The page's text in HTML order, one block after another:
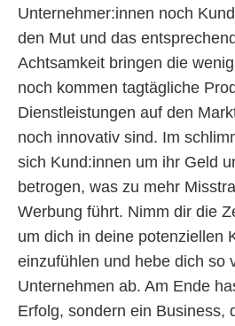
Unternehmer:innen noch
den Mut und das
Achtsamkeit bringen die
noch kommen tagtägliche
Dienstleistungen auf den
noch innovativ sind. Im
sich Kund:innen um ihr Geld
betrogen, was zu mehr
Werbung führt. Nimm dir die
um dich in deine potenziellen
einzufühlen und hebe dich so
Unternehmen ab. Am Ende
Erfolg, sondern ein Business,